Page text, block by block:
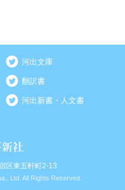
河出文庫
翻訳書
河出新書・人文書
区東五軒町2-13
Ltd. All Rights Reserved.